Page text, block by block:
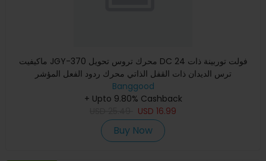
ماكيفيت JGY-370 محرك تروس تحويل DC 24 فولت توربينة ذات
ترس الديدان ذات القفل الذاتي محرك ردود الفعل المؤشر
Banggood
+ Upto 9.80% Cashback
USD 16.99
Buy Now